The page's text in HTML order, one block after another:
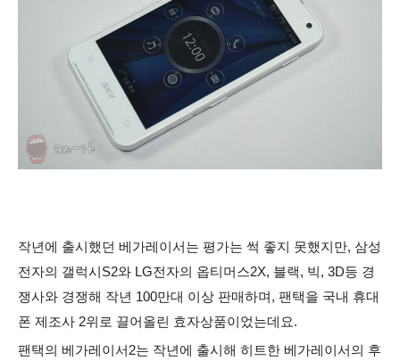
작년에 출시했던 베가레이서는 평가는 썩 좋지 못했지만, 삼성
전자의 갤럭시S2와 LG전자의 옵티머스2X, 블랙, 빅, 3D등 경
쟁사와 경쟁해 작년 100만대 이상 판매하며, 팬택을 국내 휴대
폰 제조사 2위로 끌어올린 효자상품이었는데요.
팬택의 베가레이서2는 작년에 출시해 히트한 베가레이서의 후